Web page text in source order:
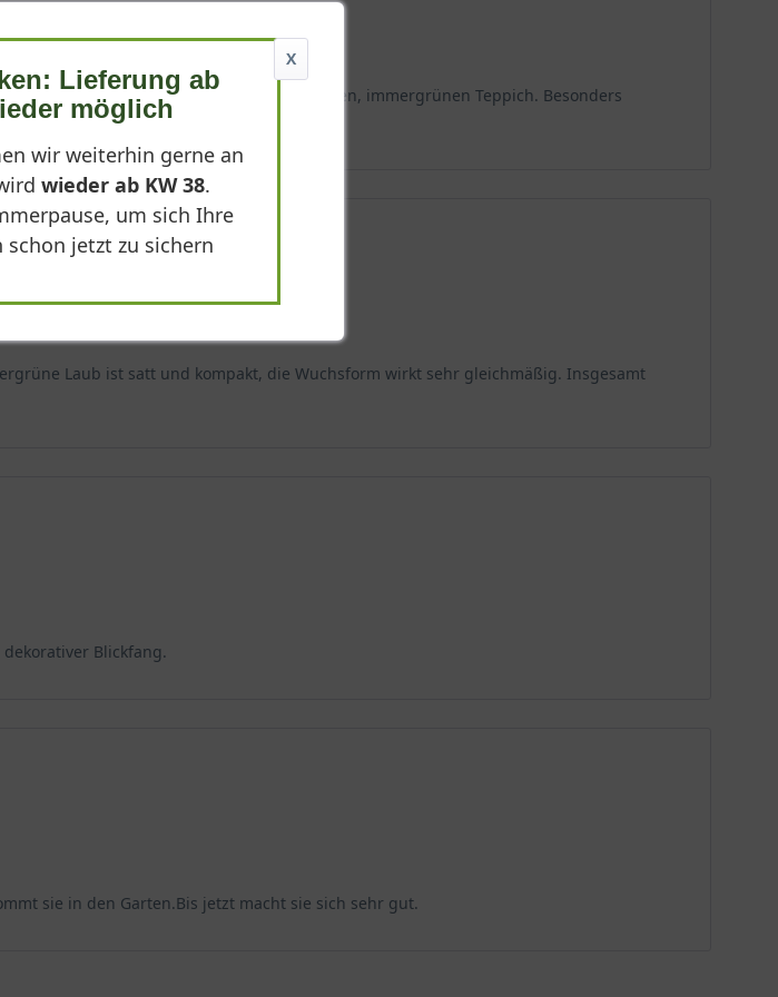
ausgebreitet und bildet einen dichten, immergrünen Teppich. Besonders
richtig schön.
Laub ist satt und kompakt, die Wuchsform wirkt sehr gleichmäßig. Insgesamt
Blickfang.
sie in den Garten.Bis jetzt macht sie sich sehr gut.
X
Lieferung ab
möglich
wir weiterhin gerne an
wieder ab KW 38.
um sich Ihre
schon jetzt zu sichern